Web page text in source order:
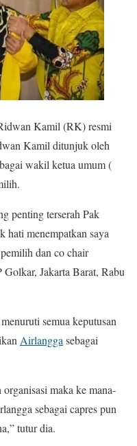
Kamil (RK) resmi
Kamil ditunjuk oleh
wakil ketua umum (
penting terserah Pak
hati menempatkan saya
dan co chair
Jakarta Barat, Rabu
semua keputusan
Airlangga sebagai
maka ke mana-
sebagai capres pun
tutur dia.